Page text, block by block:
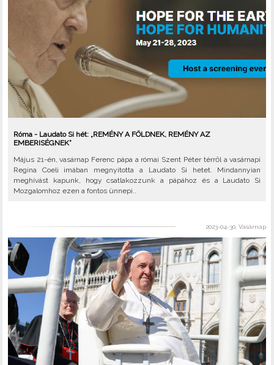
Róma - Laudato Si hét: „REMÉNY A FÖLDNEK, REMÉNY AZ
EMBERISÉGNEK”
Május 21-én, vasárnap Ferenc pápa a római Szent Péter térről a vasárnapi
Regina Coeli imában megnyitotta a Laudato Si hetet. Mindannyian
meghívást kapunk, hogy csatlakozzunk a pápához és a Laudato Si
Mozgalomhoz ezen a fontos ünnepi..
2023-04-30, Vasárnap